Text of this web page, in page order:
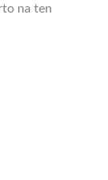
na ten